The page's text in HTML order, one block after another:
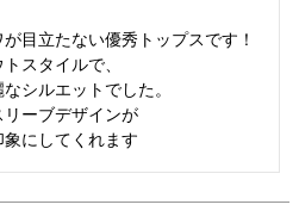
目立たない優秀トップスです！
スタイルで、
シルエットでした。
ーブデザインが